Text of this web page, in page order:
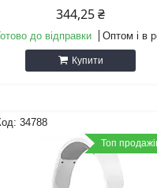
344,25 ₴
до відправки Оптом і в
Купити
34788
Топ